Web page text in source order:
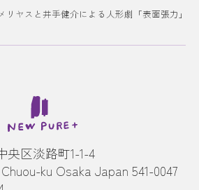
リヤスと井手健介による人形劇「表面張力」終
央区淡路町1-1-4
ku Osaka Japan 541-0047